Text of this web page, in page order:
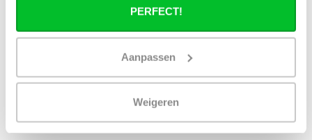
PERFECT!
Aanpassen
Weigeren
Envoyer un message
notre propre stock